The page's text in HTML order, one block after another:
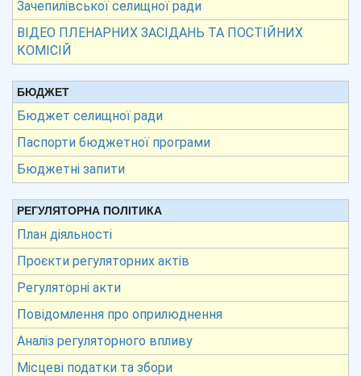
Зачепилівської селищної ради
ВІДЕО ПЛЕНАРНИХ ЗАСІДАНЬ ТА ПОСТІЙНИХ
КОМІСІЙ
БЮДЖЕТ
Бюджет селищної ради
Паспорти бюджетної програми
Бюджетні запити
РЕГУЛЯТОРНА ПОЛІТИКА
План діяльності
Проєкти регуляторних актів
Регуляторні акти
Повідомлення про оприлюднення
Аналіз регуляторного впливу
Місцеві податки та збори